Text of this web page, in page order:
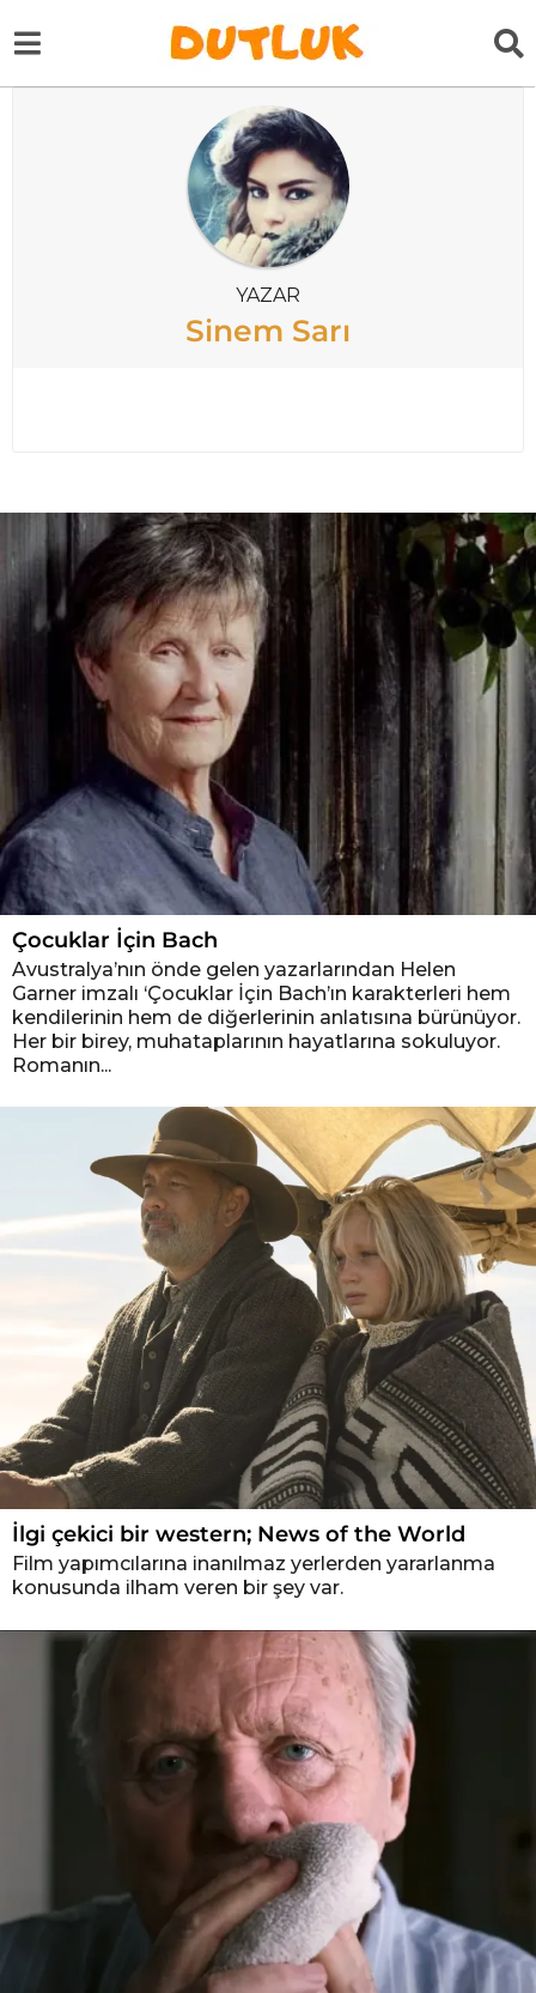
YAZAR
Sinem Sarı
Çocuklar İçin Bach
Avustralya’nın önde gelen yazarlarından Helen
Garner imzalı ‘Çocuklar İçin Bach’ın karakterleri hem
kendilerinin hem de diğerlerinin anlatısına bürünüyor.
Her bir birey, muhataplarının hayatlarına sokuluyor.
Romanın...
İlgi çekici bir western; News of the World
Film yapımcılarına inanılmaz yerlerden yararlanma
konusunda ilham veren bir şey var.